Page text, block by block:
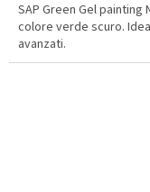
SAP Green Gel painting
colore verde scuro.
avanzati.